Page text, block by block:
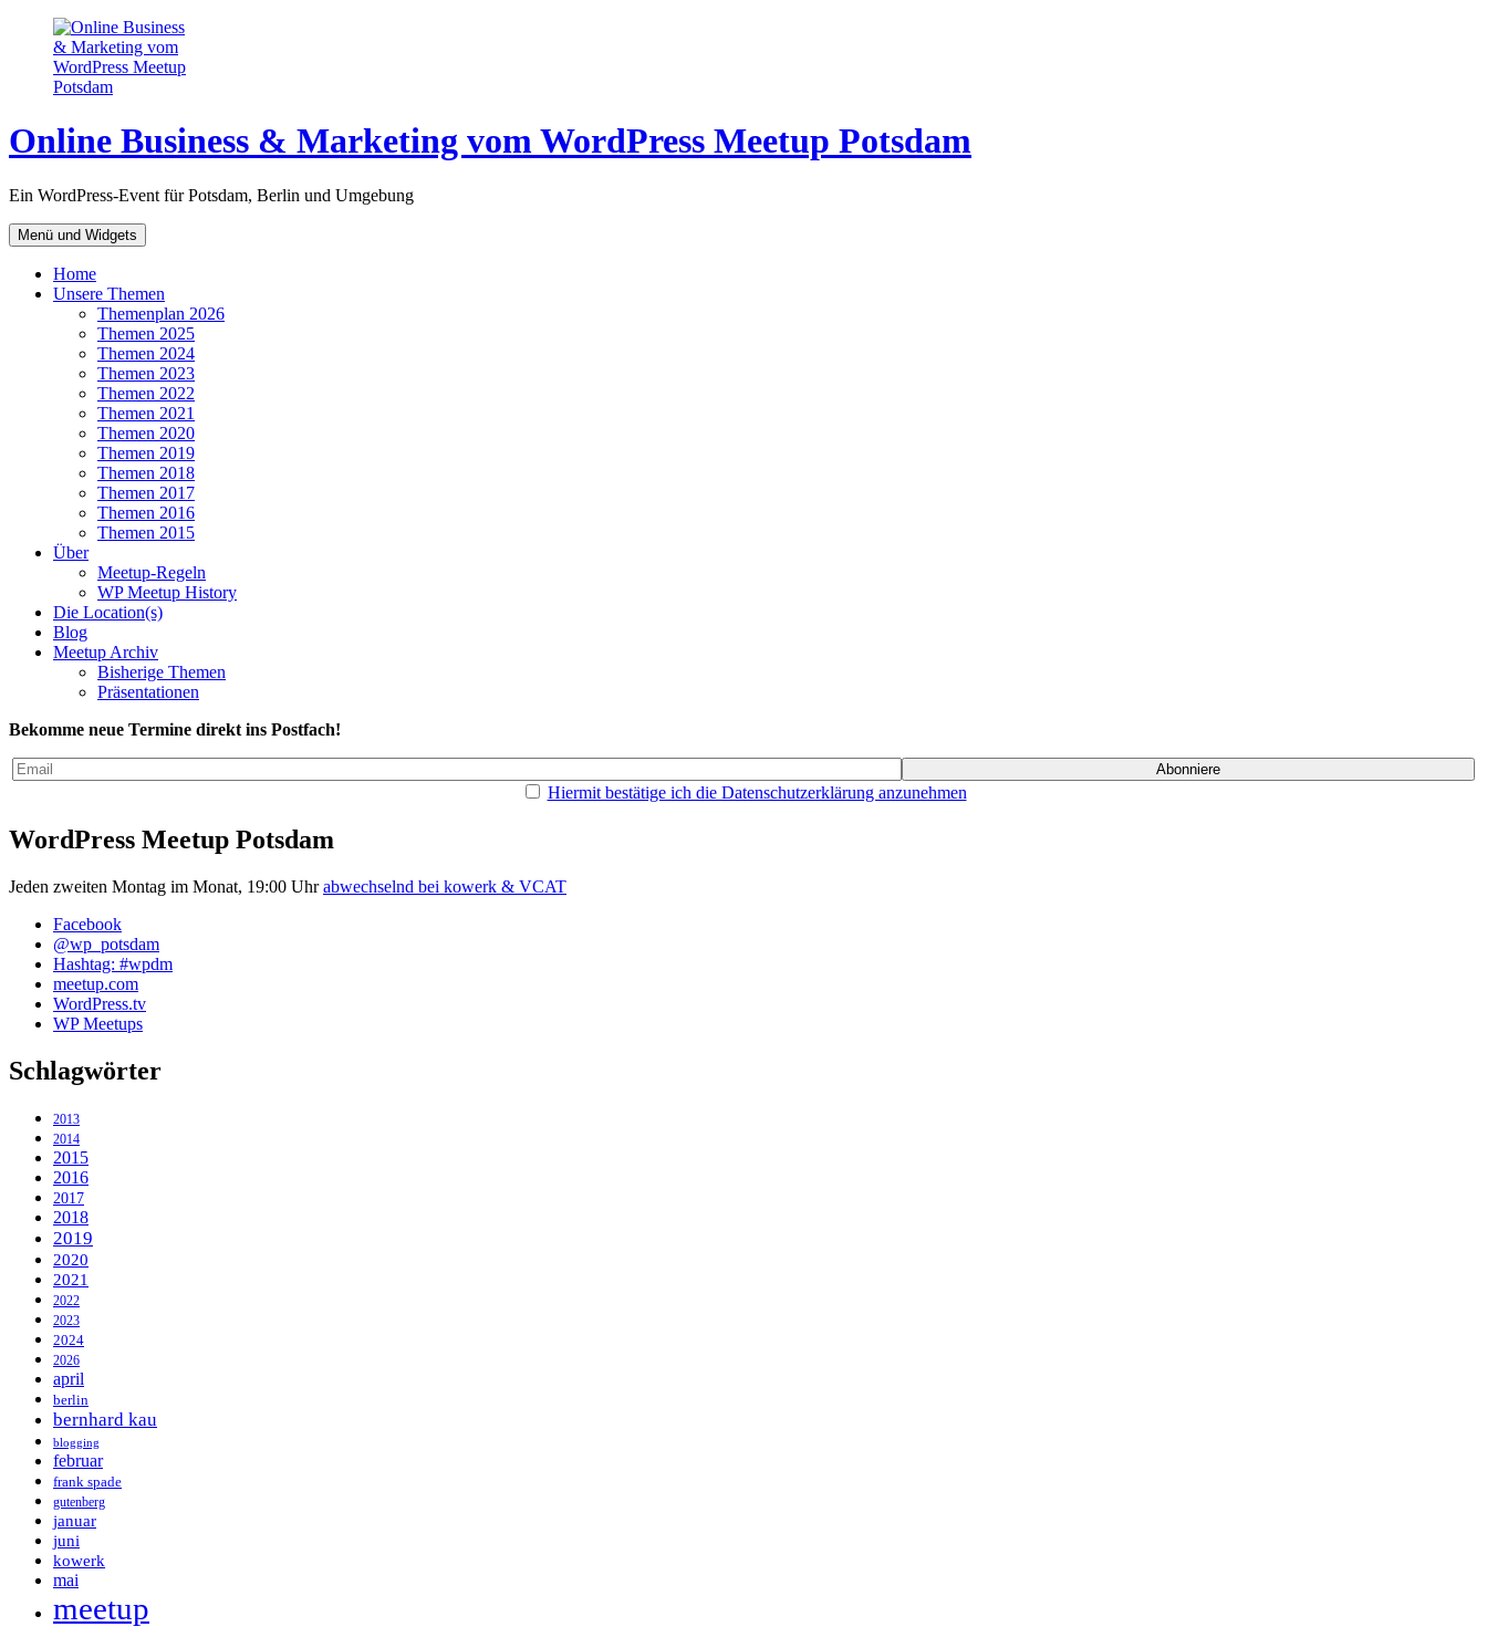
springen
Online Business & Marketing vom WordPress Meetup Potsdam
Ein WordPress-Event für Potsdam, Berlin und Umgebung
Menü und Widgets
Home
Unsere Themen
Themenplan 2026
Themen 2025
Themen 2024
Themen 2023
Themen 2022
Themen 2021
Themen 2020
Themen 2019
Themen 2018
Themen 2017
Themen 2016
Themen 2015
Über
Meetup-Regeln
WP Meetup History
Die Location(s)
Blog
Meetup Archiv
Bisherige Themen
Präsentationen
Bekomme neue Termine direkt ins Postfach!
Hiermit bestätige ich die Datenschutzerklärung anzunehmen
WordPress Meetup Potsdam
Jeden zweiten Montag im Monat, 19:00 Uhrabwechselnd bei kowerk & VCAT
Facebook
@wp_potsdam
Hashtag: #wpdm
meetup.com
WordPress.tv
WP Meetups
Schlagwörter
2013
2014
2015
2016
2017
2018
2019
2020
2021
2022
2023
2024
2026
april
berlin
bernhard kau
blogging
februar
frank spade
gutenberg
januar
juni
kowerk
mai
meetup